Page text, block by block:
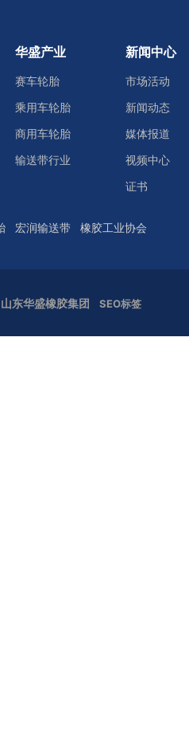
华盛产业
赛车轮胎
乘用车轮胎
商用车轮胎
输送带行业
新闻中心
市场活动
新闻动态
媒体报道
视频中心
证书
宏润输送带 橡胶工业协会
东华盛橡胶集团 SEO标签